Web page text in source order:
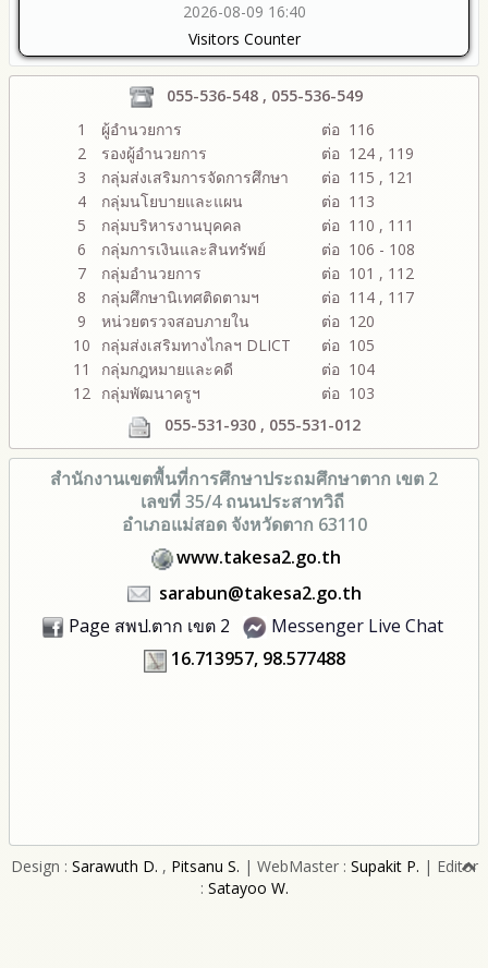
2026-08-09 16:40
Visitors Counter
055-536-548 , 055-536-549
1
ผู้อำนวยการ
ต่อ 116
2
รองผู้อำนวยการ
ต่อ 124 , 119
3
กลุ่มส่งเสริมการจัดการศึกษา
ต่อ 115 , 121
4
กลุ่มนโยบายและแผน
ต่อ 113
5
กลุ่มบริหารงานบุคคล
ต่อ 110 , 111
6
กลุ่มการเงินและสินทรัพย์
ต่อ 106 - 108
7
กลุ่มอำนวยการ
ต่อ 101 , 112
8
กลุ่มศึกษานิเทศติดตามฯ
ต่อ 114 , 117
9
หน่วยตรวจสอบภายใน
ต่อ 120
10
กลุ่มส่งเสริมทางไกลฯ DLICT
ต่อ 105
11
กลุ่มกฎหมายและคดี
ต่อ 104
12 กลุ่มพัฒนาครูฯ
ต่อ 103
055-531-930 , 055-531-012
สำนักงานเขตพื้นที่การศึกษาประถมศึกษาตาก เขต 2
เลขที่ 35/4 ถนนประสาทวิถี
อำเภอแม่สอด จังหวัดตาก 63110
www.takesa2.go.th
sarabun@takesa2.go.th
Page สพป.ตาก เขต 2
Messenger Live Chat
16.713957, 98.577488
Design : Sarawuth D. , Pitsanu S. | WebMaster : Supakit P. | Editor
: Satayoo W.